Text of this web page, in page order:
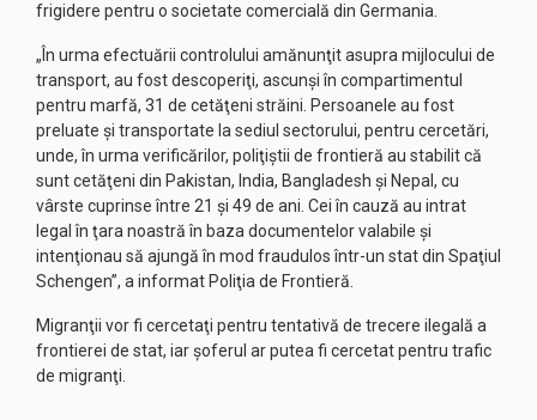
frigidere pentru o societate comercială din Germania.
„În urma efectuării controlului amănunţit asupra mijlocului de
transport, au fost descoperiţi, ascunşi în compartimentul
pentru marfă, 31 de cetăţeni străini. Persoanele au fost
preluate şi transportate la sediul sectorului, pentru cercetări,
unde, în urma verificărilor, poliţiştii de frontieră au stabilit că
sunt cetăţeni din Pakistan, India, Bangladesh şi Nepal, cu
vârste cuprinse între 21 şi 49 de ani. Cei în cauză au intrat
legal în ţara noastră în baza documentelor valabile şi
intenţionau să ajungă în mod fraudulos într-un stat din Spaţiul
Schengen”, a informat Poliţia de Frontieră.
Migranţii vor fi cercetaţi pentru tentativă de trecere ilegală a
frontierei de stat, iar şoferul ar putea fi cercetat pentru trafic
de migranţi.